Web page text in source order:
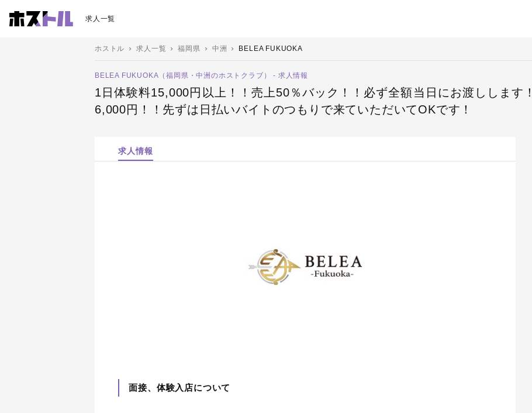
求人一覧
ホストル 求人一覧 福岡県 中洲 BELEA FUKUOKA
BELEA FUKUOKA（福岡県・中洲のホストクラブ） - 求人情報
1日体験料15,000円以上！！売上50％バック！！必ず全額当日にお渡しします
6,000円！！先ずは日払いバイトのつもりで来ていただいてOKです！
求人情報
面接、体験入店について